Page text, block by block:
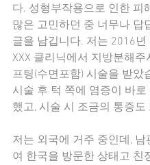
다. 성형부작용으로 인한 피
많은 고민하던 중 너무나 답
글을 남깁니다. 저는 2016년
XXX 클리닉에서 지방분해주
프팅(수면포함) 시술을 받았
시술 후 턱 쪽에 염증이 바
했고, 시술 시 조금의 통증도
저는 외국에 거주 중인데,
여 한국을 방문한 상태고 친